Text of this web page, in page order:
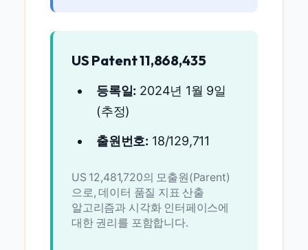
US Patent 11,868,435
등록일: 2024년 1월 9일
(추정)
출원번호: 18/129,711
US 12,481,720의 모출원(Parent)
으로, 데이터 품질 지표 산출
알고리즘과 시각화 인터페이스에
대한 권리를 포함합니다.